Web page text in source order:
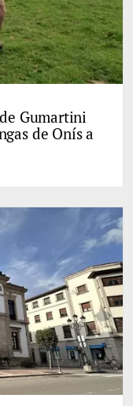
Gumartini
de Onís a